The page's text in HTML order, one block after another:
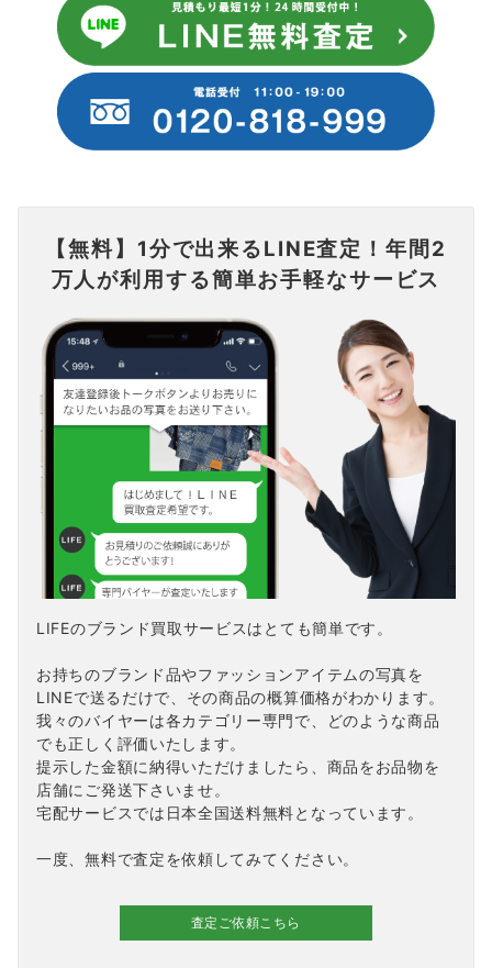
【無料】1分で出来るLINE査定！年間2
万人が利用する簡単お手軽なサービス
LIFEのブランド買取サービスはとても簡単です。
お持ちのブランド品やファッションアイテムの写真を
LINEで送るだけで、その商品の概算価格がわかります。
我々のバイヤーは各カテゴリー専門で、どのような商品
でも正しく評価いたします。
提示した金額に納得いただけましたら、商品をお品物を
店舗にご発送下さいませ。
宅配サービスでは日本全国送料無料となっています。
一度、無料で査定を依頼してみてください。
査定ご依頼こちら